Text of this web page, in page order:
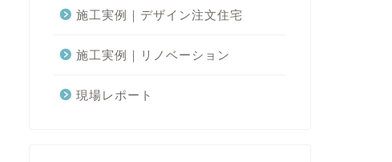
施工実例｜デザイン注文住宅
施工実例｜リノベーション
現場レポート